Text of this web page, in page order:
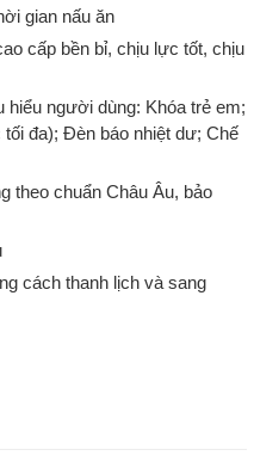
gian nấu ăn
cấp bền bỉ, chịu lực tốt, chịu
hiểu người dùng: Khóa trẻ em;
đa); Đèn báo nhiệt dư; Chế
theo chuẩn Châu Âu, bảo
cách thanh lịch và sang